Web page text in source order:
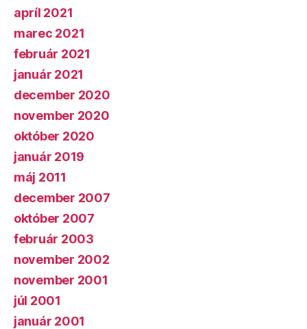
apríl 2021
marec 2021
február 2021
január 2021
december 2020
november 2020
október 2020
január 2019
máj 2011
december 2007
október 2007
február 2003
november 2002
november 2001
júl 2001
január 2001